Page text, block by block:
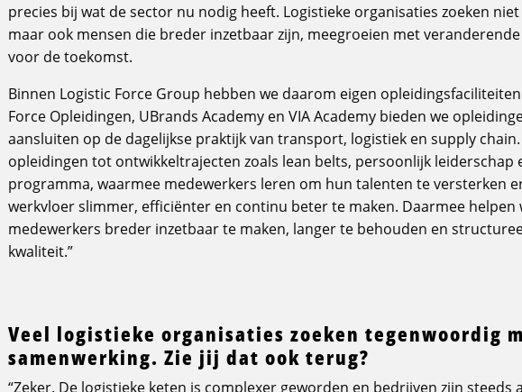
precies bij wat de sector nu nodig heeft. Logistieke organisaties zoeken
maar ook mensen die breder inzetbaar zijn, meegroeien met
voor de toekomst.
Binnen Logistic Force Group hebben we daarom eigen
Force Opleidingen, UBrands Academy en VIA Academy bieden we
aansluiten op de dagelijkse praktijk van transport, logistiek en supply
opleidingen tot ontwikkeltrajecten zoals lean belts, persoonlijk leiderschap
programma, waarmee medewerkers leren om hun talenten te versterken
werkvloer slimmer, efficiënter en continu beter te maken. Daarmee helpen
medewerkers breder inzetbaar te maken, langer te behouden en
kwaliteit.”
Veel logistieke organisaties zoeken tegenwoordig
samenwerking. Zie jij dat ook terug?
“Zeker. De logistieke keten is complexer geworden en bedrijven zijn steeds